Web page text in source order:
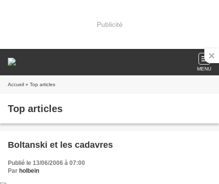
Publicité
MENU
Accueil » Top articles
Top articles
Boltanski et les cadavres
Publié le 13/06/2006 à 07:00
Par holbein